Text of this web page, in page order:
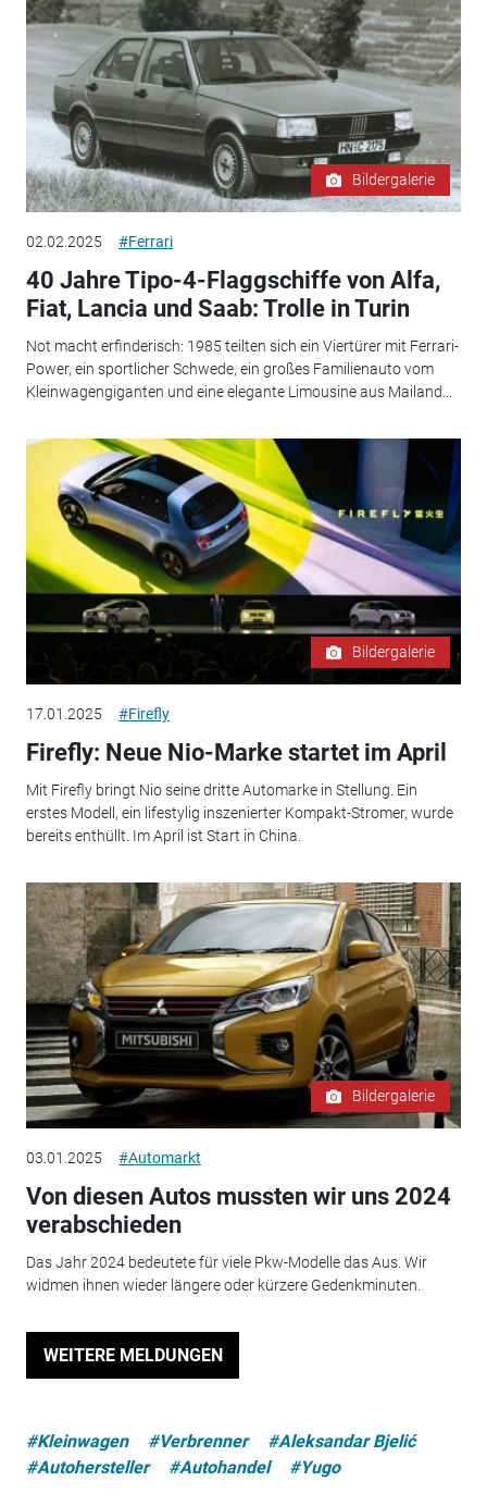
Bildergalerie
02.02.2025 #Ferrari
40 Jahre Tipo-4-Flaggschiffe von Alfa,
Fiat, Lancia und Saab: Trolle in Turin
Not macht erfinderisch: 1985 teilten sich ein Viertürer mit Ferrari-
Power, ein sportlicher Schwede, ein großes Familienauto vom
Kleinwagengiganten und eine elegante Limousine aus Mailand...
Bildergalerie
17.01.2025 #Firefly
Firefly: Neue Nio-Marke startet im April
Mit Firefly bringt Nio seine dritte Automarke in Stellung. Ein
erstes Modell, ein lifestylig inszenierter Kompakt-Stromer, wurde
bereits enthüllt. Im April ist Start in China.
Bildergalerie
03.01.2025 #Automarkt
Von diesen Autos mussten wir uns 2024
verabschieden
Das Jahr 2024 bedeutete für viele Pkw-Modelle das Aus. Wir
widmen ihnen wieder längere oder kürzere Gedenkminuten.
WEITERE MELDUNGEN
#Kleinwagen #Verbrenner
#Aleksandar Bjelić
#Autohersteller
#Autohandel #Yugo